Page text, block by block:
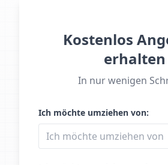
Kostenlos
erhalten
In nur wenigen
Ich möchte umziehen von: